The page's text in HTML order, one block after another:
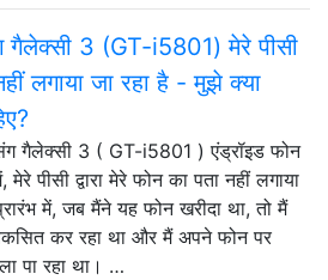
गैलेक्सी 3 (GT-i5801) मेरे पीसी
नहीं लगाया जा रहा है - मुझे क्या
गैलेक्सी 3 ( GT-i5801 ) एंड्रॉइड फोन
मेरे पीसी द्वारा मेरे फोन का पता नहीं लगाया
में, जब मैंने यह फोन खरीदा था, तो मैं
कर रहा था और मैं अपने फोन पर
पा रहा था। …